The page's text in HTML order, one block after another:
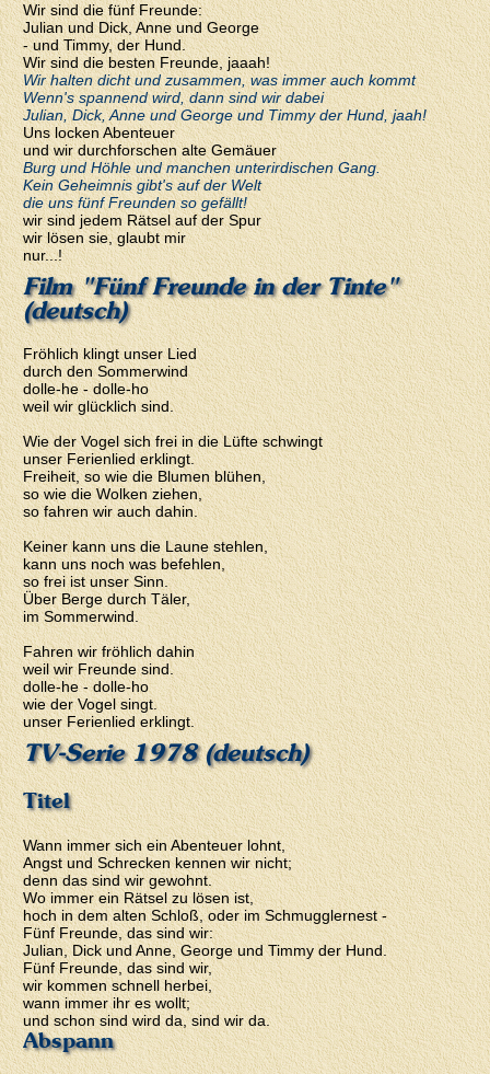
Wir sind die fünf Freunde:
Julian und Dick, Anne und George
- und Timmy, der Hund.
Wir sind die besten Freunde, jaaah!
Wir halten dicht und zusammen, was immer auch kommt
Wenn's spannend wird, dann sind wir dabei
Julian, Dick, Anne und George und Timmy der Hund, jaah!
Uns locken Abenteuer
und wir durchforschen alte Gemäuer
Burg und Höhle und manchen unterirdischen Gang.
Kein Geheimnis gibt's auf der Welt
die uns fünf Freunden so gefällt!
wir sind jedem Rätsel auf der Spur
wir lösen sie, glaubt mir
nur...!
Film "Fünf Freunde in der Tinte"
(deutsch)
Fröhlich klingt unser Lied
durch den Sommerwind
dolle-he - dolle-ho
weil wir glücklich sind.
Wie der Vogel sich frei in die Lüfte schwingt
unser Ferienlied erklingt.
Freiheit, so wie die Blumen blühen,
so wie die Wolken ziehen,
so fahren wir auch dahin.
Keiner kann uns die Laune stehlen,
kann uns noch was befehlen,
so frei ist unser Sinn.
Über Berge durch Täler,
im Sommerwind.
Fahren wir fröhlich dahin
weil wir Freunde sind.
dolle-he - dolle-ho
wie der Vogel singt.
unser Ferienlied erklingt.
TV-Serie 1978 (deutsch)
Titel
Wann immer sich ein Abenteuer lohnt,
Angst und Schrecken kennen wir nicht;
denn das sind wir gewohnt.
Wo immer ein Rätsel zu lösen ist,
hoch in dem alten Schloß, oder im Schmugglernest -
Fünf Freunde, das sind wir:
Julian, Dick und Anne, George und Timmy der Hund.
Fünf Freunde, das sind wir,
wir kommen schnell herbei,
wann immer ihr es wollt;
und schon sind wird da, sind wir da.
Abspann